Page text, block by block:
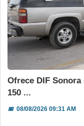
Ofrece DIF
150 ...
📅08/08/2026 09:31 AM